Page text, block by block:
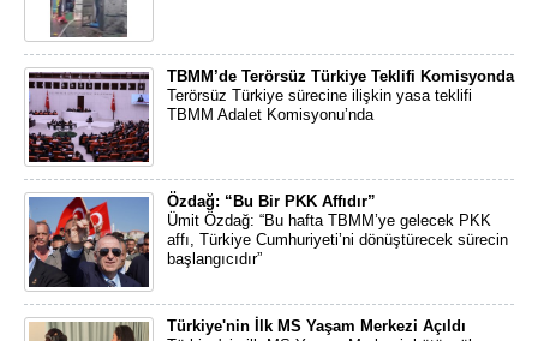
TBMM’de Terörsüz Türkiye Teklifi Komisyonda
Terörsüz Türkiye sürecine ilişkin yasa teklifi
TBMM Adalet Komisyonu’nda
Özdağ: “Bu Bir PKK Affıdır”
Ümit Özdağ: “Bu hafta TBMM’ye gelecek PKK
affı, Türkiye Cumhuriyeti’ni dönüştürecek sürecin
başlangıcıdır”
Türkiye'nin İlk MS Yaşam Merkezi Açıldı